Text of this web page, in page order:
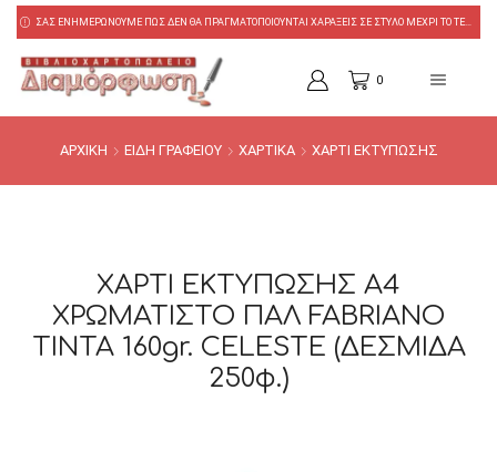
ΣΑΣ ΕΝΗΜΕΡΩΝΟΥΜΕ ΠΩΣ ΔΕΝ ΘΑ ΠΡΑΓΜΑΤΟΠΟΙΟΥΝΤΑΙ ΧΑΡΑΞΕΙΣ ΣΕ ΣΤΥΛΟ ΜΕΧΡΙ ΤΟ ΤΕΛΟΣ ΑΥΓΟΥΣΤΟΥ!
0
ΑΡΧΙΚΗ ΕΙΔΗ ΓΡΑΦΕΙΟΥ ΧΑΡΤΙΚΑ ΧΑΡΤΙ ΕΚΤΥΠΩΣΗΣ
ΧΑΡΤΙ ΕΚΤΥΠΩΣΗΣ Α4
ΧΡΩΜΑΤΙΣΤΟ ΠΑΛ FABRIANO
TINTA 160gr. CELESTE (ΔΕΣΜΙΔΑ
250φ.)